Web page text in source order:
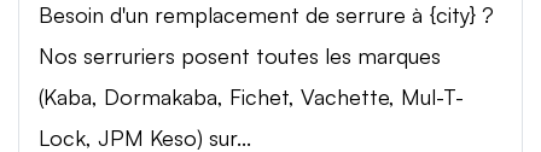
Besoin d'un remplacement de serrure à {city} ?
Nos serruriers posent toutes les marques
(Kaba, Dormakaba, Fichet, Vachette, Mul-T-
Lock, JPM Keso) sur...